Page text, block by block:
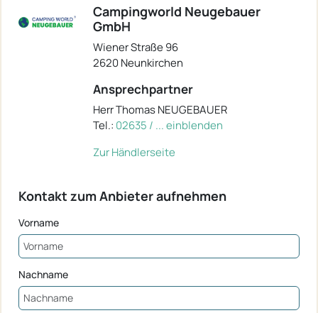
Campingworld Neugebauer
GmbH
Wiener Straße 96
2620 Neunkirchen
Ansprechpartner
Herr Thomas NEUGEBAUER
Tel.: 02635 / ... einblenden
Zur Händlerseite
Kontakt zum Anbieter aufnehmen
Vorname
Nachname